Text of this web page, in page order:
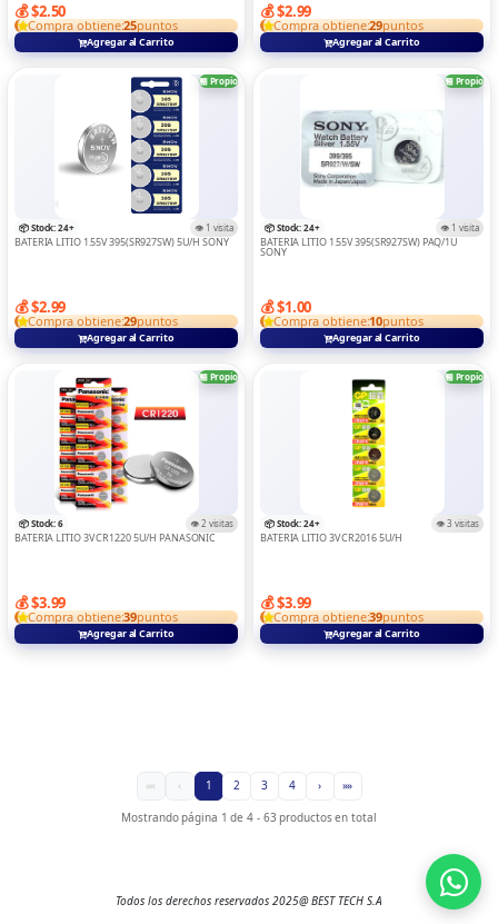
💰 $2.50
Compra obtiene:25puntos
Agregar al Carrito
💰 $2.99
Compra obtiene:29puntos
Agregar al Carrito
🏪 Propio
📦 Stock: 24+ 👁️ 1 visita
BATERIA LITIO 1.55V 395(SR927SW) 5U/H SONY
💰 $2.99
Compra obtiene:29puntos
Agregar al Carrito
🏪 Propio
📦 Stock: 24+ 👁️ 1 visita
BATERIA LITIO 1.55V 395(SR927SW) PAQ/1U
SONY
💰 $1.00
Compra obtiene:10puntos
Agregar al Carrito
🏪 Propio
📦 Stock: 6 👁️ 2 visitas
BATERIA LITIO 3V CR1220 5U/H PANASONIC
💰 $3.99
Compra obtiene:39puntos
Agregar al Carrito
🏪 Propio
📦 Stock: 24+ 👁️ 3 visitas
BATERIA LITIO 3V CR2016 5U/H
💰 $3.99
Compra obtiene:39puntos
Agregar al Carrito
«« ‹ 1 2 3 4 › »»
Mostrando página 1 de 4 - 63 productos en total
Todos los derechos reservados 2025@ BEST TECH S.A